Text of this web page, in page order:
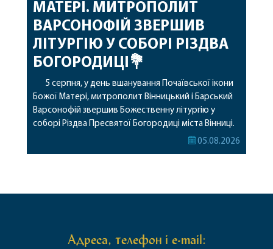
МАТЕРІ. МИТРОПОЛИТ
ВАРСОНОФІЙ ЗВЕРШИВ
ЛІТУРГІЮ У СОБОРІ РІЗДВА
БОГОРОДИЦІ💐
5 серпня, у день вшанування Почаївської ікони
Божої Матері, митрополит Вінницький і Барський
Варсонофій звершив Божественну літургію у
соборі Різдва Пресвятої Богородиці міста Вінниці.
Його Високопреосвященству співслужили05.08.2026
Адреса, телефон і e-mail: